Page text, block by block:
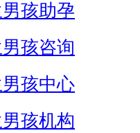
孩助孕
孩咨询
孩中心
孩机构